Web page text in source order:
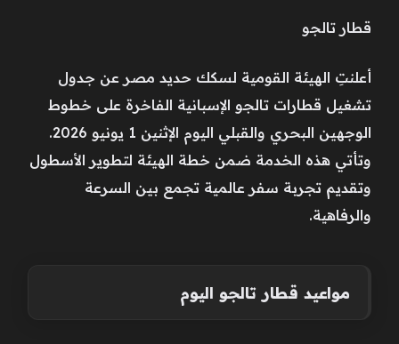
قطار تالجو
أعلنتِ الهيئة القومية لسكك حديد مصر عن جدول
تشغيل قطارات تالجو الإسبانية الفاخرة على خطوط
الوجهين البحري والقبلي اليوم الإثنين 1 يونيو 2026.
وتأتي هذه الخدمة ضمن خطة الهيئة لتطوير الأسطول
وتقديم تجربة سفر عالمية تجمع بين السرعة
والرفاهية.
مواعيد قطار تالجو اليوم